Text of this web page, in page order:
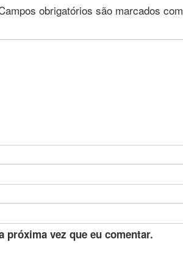
obrigatórios são marcados com
próxima vez que eu comentar.